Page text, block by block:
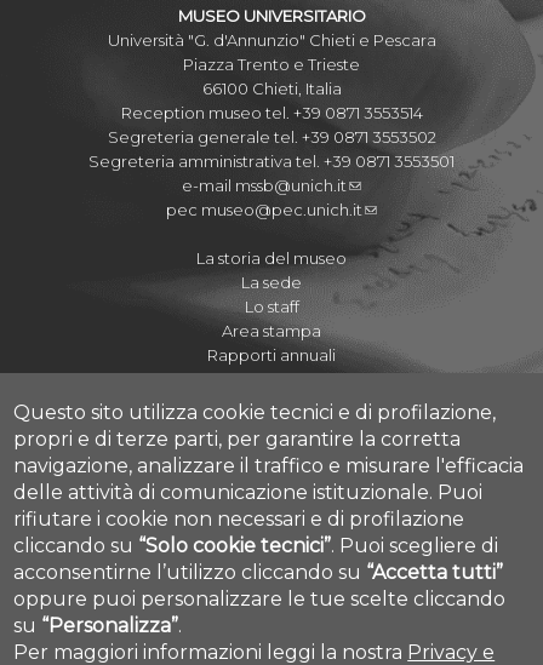
MUSEO UNIVERSITARIO
Università "G. d'Annunzio" Chieti e Pescara
Piazza Trento e Trieste
66100 Chieti, Italia
Reception museo tel. +39 0871 3553514
Segreteria generale tel. +39 0871 3553502
Segreteria amministrativa tel. +39 0871 3553501
e-mail mssb@unich.it
pec museo@pec.unich.it
La storia del museo
La sede
Lo staff
Area stampa
Rapporti annuali
Regolamenti
Quaderni del Museo
Journal of Paleopathology
Proposte didattiche A.S. 2020-2021
Cookie settings
I Cicli dell'Arte
Questo sito utilizza cookie tecnici e di profilazione,
propri e di terze parti, per garantire la corretta
navigazione, analizzare il traffico e misurare l'efficacia
delle attività di comunicazione istituzionale. Puoi
rifiutare i cookie non necessari e di profilazione
cliccando su “Solo cookie tecnici”. Puoi scegliere di
acconsentirne l’utilizzo cliccando su “Accetta tutti”
oppure puoi personalizzare le tue scelte cliccando
su “Personalizza”.
Per maggiori informazioni leggi la nostra Privacy e